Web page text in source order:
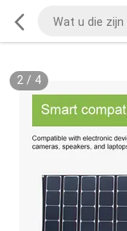
2/ 4